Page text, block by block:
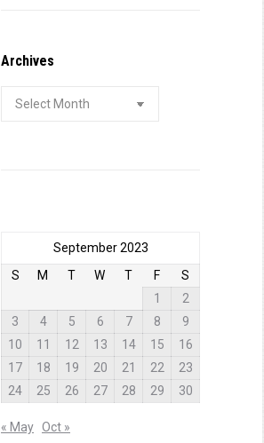
Archives
Archives
September 2023
S
M T W T F
S
1
2
3
4 5 6 7 8
9
10
11 12 13 14 15
16
17
18 19 20 21 22
23
24
25 26 27 28 29 30
« May Oct »